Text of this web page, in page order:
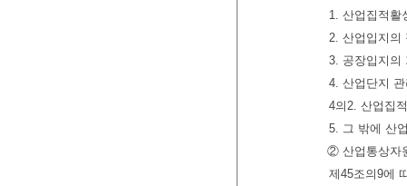
1. 산업집적활
2. 산업입지의
3. 공장입지의
4. 산업단지
4의2. 산업집
5. 그 밖에 산
② 산업통상자
제45조의9에